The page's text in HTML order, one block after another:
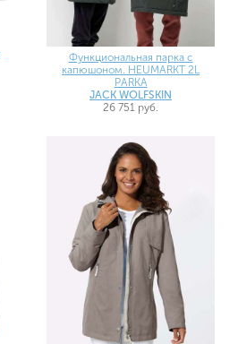
Функциональная парка с
капюшоном. HEUMARKT 2L
PARKA
JACK WOLFSKIN
26 751 руб.